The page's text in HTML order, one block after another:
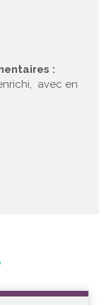
:
avec en